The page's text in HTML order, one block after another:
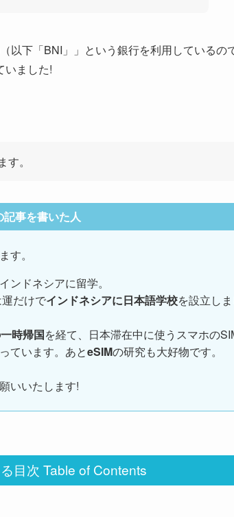
以下「BNI」」という銀行を利用しているの
いました!
。
記事を書いた人
す。
ンドネシアに留学。
だけでインドネシアに日本語学校を設立しま
時帰国を経て、日本滞在中に使うスマホの
ています。あとeSIMの研究も大好物です。
いいたします!
目次 Table of Contents